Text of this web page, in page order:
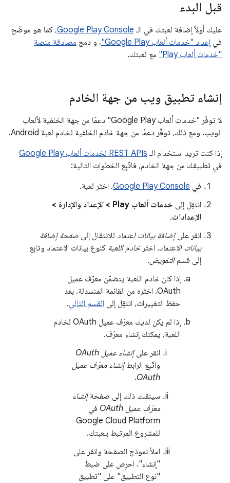
قبل البدء
عليك أولاً إضافة لعبتك في الـ Google Play Console، كما هو موضّح
في إعداد "خدمات ألعاب Google Play" ، و دمج مصادقة منصة
"خدمات ألعاب Play"
مع لعبتك.
إنشاء تطبيق ويب من جهة الخادم
لا توفّر "خدمات ألعاب Google Play" دعمًا من جهة الخلفية لألعاب
الويب. ومع ذلك، توفّر دعمًا من جهة خادم الخلفية لخادم لعبة Android.
إذا كنت تريد استخدام الـ REST APIs لخدمات ألعاب Google Play
في تطبيقك من جهة الخادم، فاتّبِع الخطوات التالية:
في Google Play Console، اختَر لعبة.
انتقِل إلى
خدمات ألعاب Play > الإعداد والإدارة >
الإعدادات.
انقر علىإضافة بيانات اعتماد للانتقال إلى صفحة إضافة
بيانات الاعتماد. اختَر خادم اللعبة كنوع بيانات الاعتماد وتابِع
إلى قسمالتفويض.
إذا كان خادم اللعبة يتضمّن معرّف عميل
OAuth، اختَره من القائمة المنسدلة. بعد
حفظ التغييرات، انتقِل إلى القسم التالي.
إذا لم يكن لديك معرّف عميل OAuth لخادم
اللعبة، يمكنك إنشاء معرّف.
انقر علىإنشاء عميل OAuth
واتّبِع الرابطإنشاء معرّف عميل
OAuth
.
سينقلك ذلك إلى صفحةإنشاء
معرّف عميل OAuth
في
Google Cloud Platform
للمشروع المرتبط بلعبتك.
املأ نموذج الصفحة وانقر على
"إنشاء". احرِص على ضبط
"نوع التطبيق" على "تطبيق